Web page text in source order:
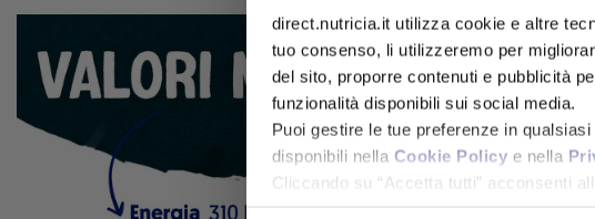
direct.nutricia.it utilizza cookie e altre
tuo consenso, li utilizzeremo per
del sito, proporre contenuti e pubblicità
funzionalità disponibili sui social media.
Puoi gestire le tue preferenze in
disponibili nella Cookie Policy e nella
Cliccando su “Accetta tutti” acconsenti